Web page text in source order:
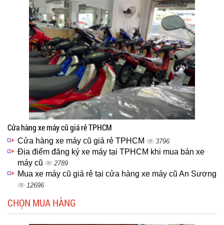
Cửa hàng xe máy cũ giá rẻ TPHCM
Cửa hàng xe máy cũ giá rẻ TPHCM 3796
Địa điểm đăng ký xe máy tại TPHCM khi mua bán xe
máy cũ
2789
Mua xe máy cũ giá rẻ tại cửa hàng xe máy cũ An Sương
12696
CHỌN MUA HÀNG